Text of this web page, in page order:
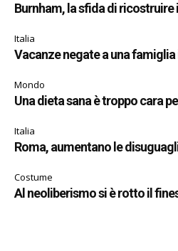
Burnham, la sfida di
Italia
Vacanze negate a una
Mondo
Una dieta sana è troppo cara
Italia
Roma, aumentano le
Costume
Al neoliberismo si è rotto il